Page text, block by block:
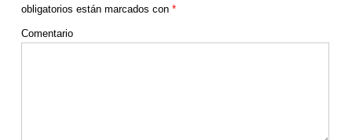
obligatorios están marcados con *
Comentario